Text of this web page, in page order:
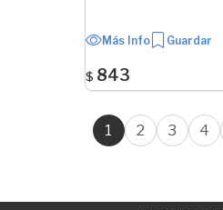
Más Info Guardar
$ 843
1 2 3 4